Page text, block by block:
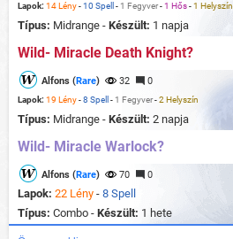
Lapok: 14 Lény-10 Spell - 1 Fegyver-1 Hős-1 Helyszín
Típus: Midrange - Készült: 1 napja
Wild- Miracle Death Knight?
Alfons (Rare) 32 0
Lapok: 19 Lény-8 Spell - 1 Fegyver-2 Helyszín
Típus: Midrange - Készült: 2 napja
Wild- Miracle Warlock?
Alfons (Rare) 70 0
Lapok: 22 Lény - 8 Spell
Típus: Combo - Készült: 1 hete